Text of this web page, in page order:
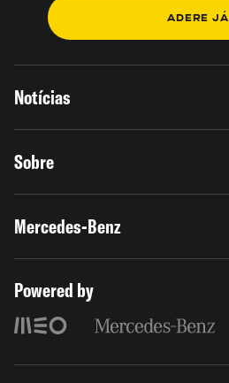
ADERE JÁ
Notícias
Sobre
Mercedes-Benz
Powered by